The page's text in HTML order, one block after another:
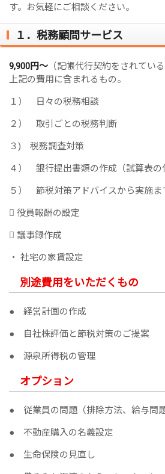
す。お気軽にご相談ください。
１．税務顧問サービス
9,900円～ （記帳代行契約をされている
上記の費用に含まれるもの。
１） 日々の税務相談
２） 取引ごとの税務判断
３) 税務調査対策
４） 銀行提出書類の作成（試算表の
５） 節税対策アドバイスから実施ま
 役員報酬の設定
 議事録作成
・ 社宅の家賃設定
別途費用をいただくもの
● 経営計画の作成
● 自社株評価と節税対策のご提案
● 源泉所得税の管理
オプション
● 従業員の問題（排除方法、給与問
● 不動産購入の名義設定
● 生命保険の見直し